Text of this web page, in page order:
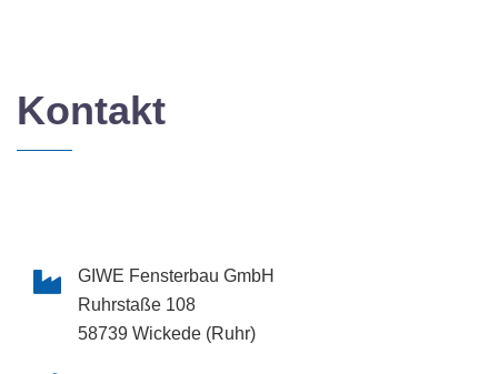
Kontakt
GIWE Fensterbau GmbH
Ruhrstaße 108
58739 Wickede (Ruhr)